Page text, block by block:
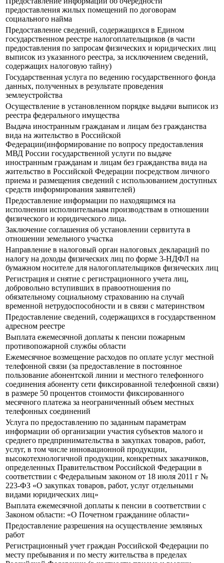
предоставления жилых помещений по договорам
социального найма
Предоставление сведений, содержащихся в Едином
государственном реестре налогоплательщиков (в части
предоставления по запросам физических и юридических лиц
выписок из указанного реестра, за исключением сведений,
содержащих налоговую тайну)
Государственная услуга по ведению государственного фонда
данных, полученных в результате проведения
землеустройства
Осуществление в установленном порядке выдачи выписок из
реестра федерального имущества
Выдача иностранным гражданам и лицам без гражданства
вида на жительство в Российской
Федерации(информирование по вопросу предоставления
МВД России государственной услуги по выдаче
иностранным гражданам и лицам без гражданства вида на
жительство в Российской Федерации посредством личного
приема и размещения сведений с использованием доступных
средств информирования заявителей)
Предоставление информации по находящимся на
исполнении исполнительным производствам в отношении
физического и юридического лица.
Заключение соглашения об установлении сервитута в
отношении земельного участка
Направление в налоговый орган налоговых деклараций по
налогу на доходы физических лиц по форме 3-НДФЛ на
бумажном носителе для налогоплательщиков физических лиц
Регистрация и снятие с регистрационного учета лиц,
добровольно вступивших в правоотношения по
обязательному социальному страхованию на случай
временной нетрудоспособности и в связи с материнством
Предоставление сведений, содержащихся в государственном
адресном реестре
Выплата ежемесячной доплаты к пенсии пожарным
противопожарной службы области
Ежемесячное возмещение расходов по оплате услуг местной
телефонной связи (за предоставление в постоянное
пользование абонентской линии и местного телефонного
соединения абоненту сети фиксированной телефонной связи)
в размере 50 процентов стоимости фиксированного
месячного платежа за неограниченный объем местных
телефонных соединений
Услуга по предоставлению по заданным параметрам
информации об организации участия субъектов малого и
среднего предпринимательства в закупках товаров, работ,
услуг, в том числе инновационной продукции,
высокотехнологичной продукции, конкретных заказчиков,
определенных Правительством Российской Федерации в
соответствии с Федеральным законом от 18 июля 2011 г №
223-ФЗ «О закупках товаров, работ, услуг отдельными
видами юридических лиц»
Выплата ежемесячной доплаты к пенсии в соответствии с
Законом области: «О Почетном гражданине области»
Предоставление разрешения на осуществление земляных
работ
Регистрационный учет граждан Российской Федерации по
месту пребывания и по месту жительства в пределах